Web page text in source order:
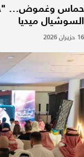
حماس وغموض...
السوشيال ميديا
16 حزيران 2026